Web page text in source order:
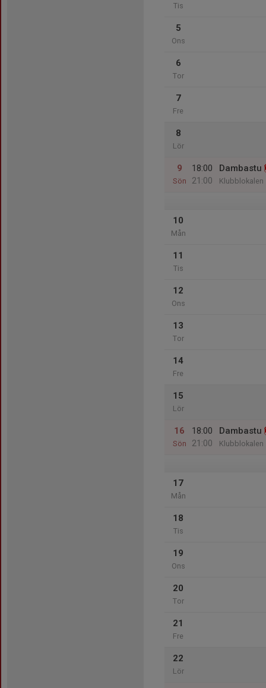
Tis
5
Ons
6
Tor
7
Fre
8
Lör
9
Sön
18:00
21:00
Dambastu
Klubblokalen
10
Mån
11
Tis
12
Ons
13
Tor
14
Fre
15
Lör
16
Sön
18:00
21:00
Dambastu
Klubblokalen
17
Mån
18
Tis
19
Ons
20
Tor
21
Fre
22
Lör